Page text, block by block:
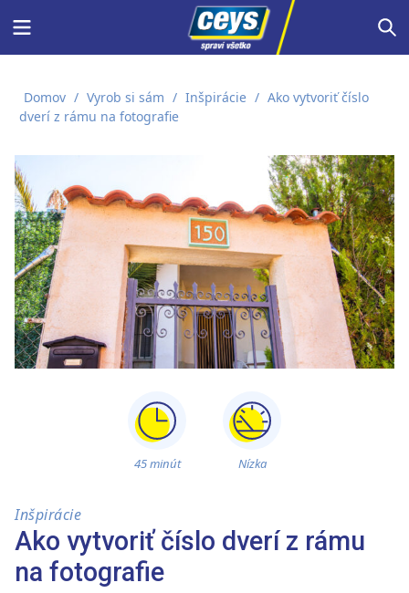
Menu
Domov / Vyrob si sám / Inšpirácie / Ako vytvoriť číslo
dverí z rámu na fotografie
45 minút Nízka
Inšpirácie
Ako vytvoriť číslo dverí z rámu
na fotografie